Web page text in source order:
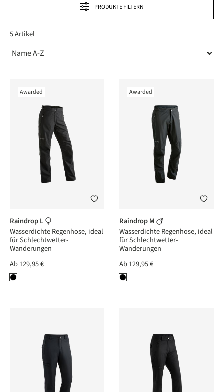
PRODUKTE FILTERN
5 Artikel
Awarded
Raindrop L
Wasserdichte Regenhose, ideal
für Schlechtwetter-
Wanderungen
Ab129,95 €
Awarded
Raindrop M
Wasserdichte Regenhose, ideal
für Schlechtwetter-
Wanderungen
Ab129,95 €